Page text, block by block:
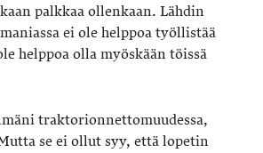
palkkaa ollenkaan. Lähdin
ei ole helppoa työllistää
helppoa olla myöskään töissä
traktorionnettomuudessa,
se ei ollut syy, että lopetin